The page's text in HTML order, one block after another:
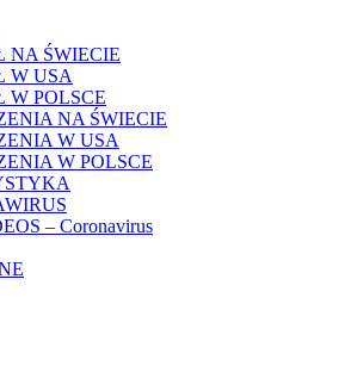
NA ŚWIECIE
W USA
W POLSCE
NA ŚWIECIE
W USA
W POLSCE
– Coronavirus